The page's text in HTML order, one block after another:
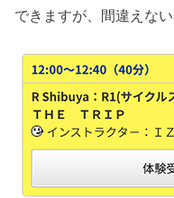
できますが、間違えな